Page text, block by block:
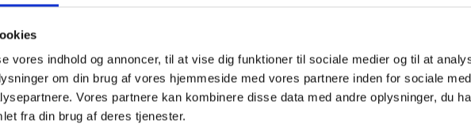
vores indhold og annoncer, til at vise dig funktioner til sociale medier og til at
om din brug af vores hjemmeside med vores partnere inden for sociale
Vores partnere kan kombinere disse data med andre oplysninger, du
fra din brug af deres tjenester.